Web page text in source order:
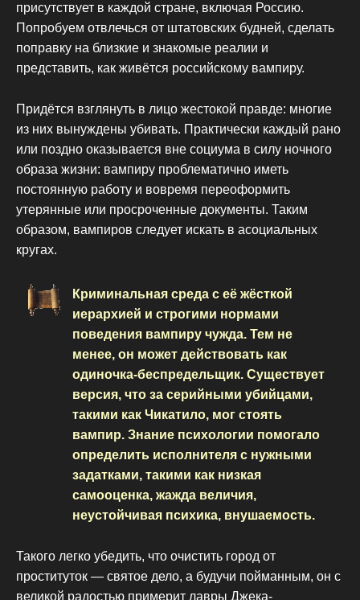
присутствует в каждой стране, включая Россию.
Попробуем отвлечься от штатовских будней, сделать
поправку на близкие и знакомые реалии и
представить, как живётся российскому вампиру.
Придётся взглянуть в лицо жестокой правде: многие
из них вынуждены убивать. Практически каждый рано
или поздно оказывается вне социума в силу ночного
образа жизни: вампиру проблематично иметь
постоянную работу и вовремя переоформить
утерянные или просроченные документы. Таким
образом, вампиров следует искать в асоциальных
кругах.
Криминальная среда с её жёсткой
иерархией и строгими нормами
поведения вампиру чужда. Тем не
менее, он может действовать как
одиночка-беспредельщик. Существует
версия, что за серийными убийцами,
такими как Чикатило, мог стоять
вампир. Знание психологии помогало
определить исполнителя с нужными
задатками, такими как низкая
самооценка, жажда величия,
неустойчивая психика, внушаемость.
Такого легко убедить, что очистить город от
проституток — святое дело, а будучи пойманным, он с
великой радостью примерит лавры Джека-